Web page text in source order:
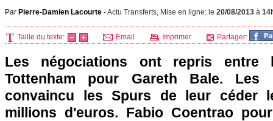
Par Pierre-Damien Lacourte -Actu Transferts, Mise en ligne: le 20/08/2013 à
Taille du texte: Email Imprimer Partager:
Les négociations ont repris entre
Tottenham pour Gareth Bale. Les
convaincu les Spurs de leur céder
millions d'euros. Fabio Coentrao